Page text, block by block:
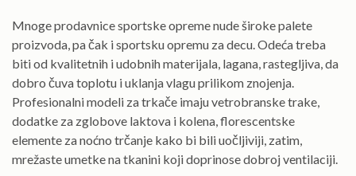
Mnoge prodavnice sportske opreme nude široke palete
proizvoda, pa čak i sportsku opremu za decu. Odeća treba
biti od kvalitetnih i udobnih materijala, lagana, rastegljiva, da
dobro čuva toplotu i uklanja vlagu prilikom znojenja.
Profesionalni modeli za trkače imaju vetrobranske trake,
dodatke za zglobove laktova i kolena, florescentske
elemente za noćno trčanje kako bi bili uočljiviji, zatim,
mrežaste umetke na tkanini koji doprinose dobroj ventilaciji.